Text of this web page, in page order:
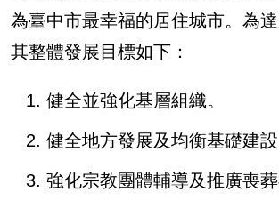
為臺中市最幸福的居住城市。為達
其整體發展目標如下：
健全並強化基層組織。
健全地方發展及均衡基礎建設
強化宗教團體輔導及推廣喪